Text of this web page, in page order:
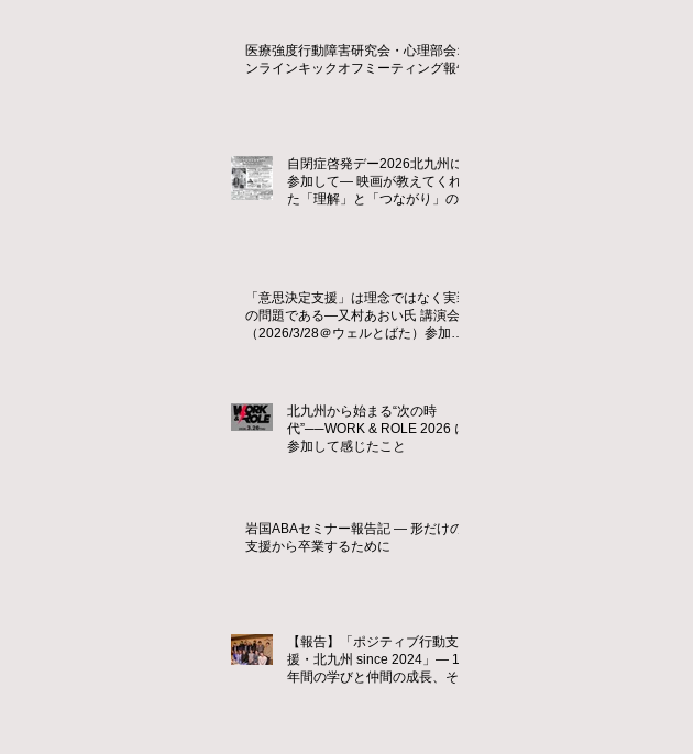
医療強度行動障害研究会・心理部会オ
ンラインキックオフミーティング報告
自閉症啓発デー2026北九州に
参加して― 映画が教えてくれ
た「理解」と「つながり」の大
「意思決定支援」は理念ではなく実装
の問題である—又村あおい氏 講演会
（2026/3/28＠ウェルとばた）参加レ
北九州から始まる“次の時
代”──WORK & ROLE 2026 に
参加して感じたこと
岩国ABAセミナー報告記 ― 形だけの
支援から卒業するために
【報告】「ポジティブ行動支
援・北九州 since 2024」― 1
年間の学びと仲間の成長、そし